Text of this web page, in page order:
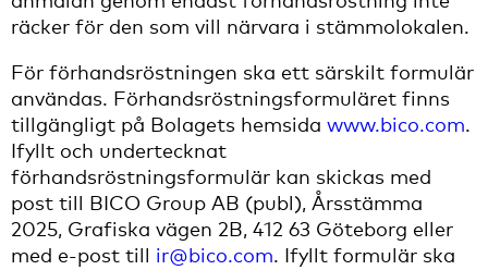
räcker för den som vill närvara i stämmolokalen.
För förhandsröstningen ska ett särskilt formulär
användas. Förhandsröstningsformuläret finns
tillgängligt på Bolagets hemsida www.bico.com.
Ifyllt och undertecknat
förhandsröstningsformulär kan skickas med
post till BICO Group AB (publ), Årsstämma
2025, Grafiska vägen 2B, 412 63 Göteborg eller
med e-post till ir@bico.com. Ifyllt formulär ska